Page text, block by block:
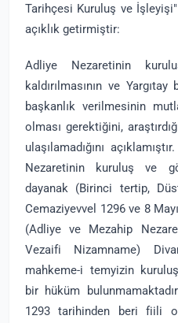
Tarihçesi Kuruluş ve
açıklık getirmiştir:
Adliye Nezaretinin
kaldırılmasının ve
başkanlık verilmesinin
olması gerektiğini,
ulaşılamadığını
Nezaretinin kuruluş ve
dayanak (Birinci tertip,
Cemaziyevvel 1296 ve 8
(Adliye ve Mezahip
Vezaifi Nizamname)
mahkeme-i temyizin
bir hüküm
1293 tarihinden beri fiili